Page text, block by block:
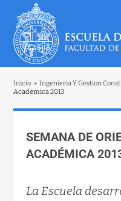
Inicio » Ingenieria Y Gestion
Academica 2013
SEMANA DE
ACADÉMICA
La Escuela